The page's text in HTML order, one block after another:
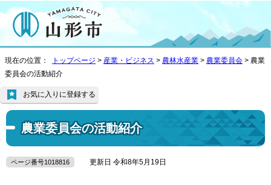
現在の位置： トップページ > 産業・ビジネス > 農林水産業 > 農業委員会 > 農業
委員会の活動紹介
農業委員会の活動紹介
お気に入りに登録する
ページ番号1018816 更新日 令和8年5月19日